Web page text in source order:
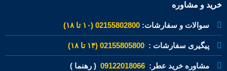
خرید و مشاوره
سوالات و سفارشات: 02155802800 (۱۰ تا ۱۸)
پیگیری سفارشات : 02155805800 (۱۴ تا ۱۸)
مشاوره خرید عطر: 09122018066 ( رهنما )